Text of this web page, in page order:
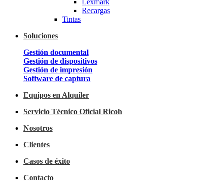
Lexmark
Recargas
Tintas
Soluciones
Gestión documental
Gestión de dispositivos
Gestión de impresión
Software de captura
Equipos en Alquiler
Servicio Técnico Oficial Ricoh
Nosotros
Clientes
Casos de éxito
Contacto